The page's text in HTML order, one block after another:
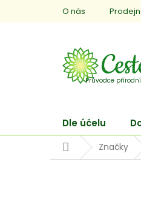
O nás
Dle účelu
DomůZnačky